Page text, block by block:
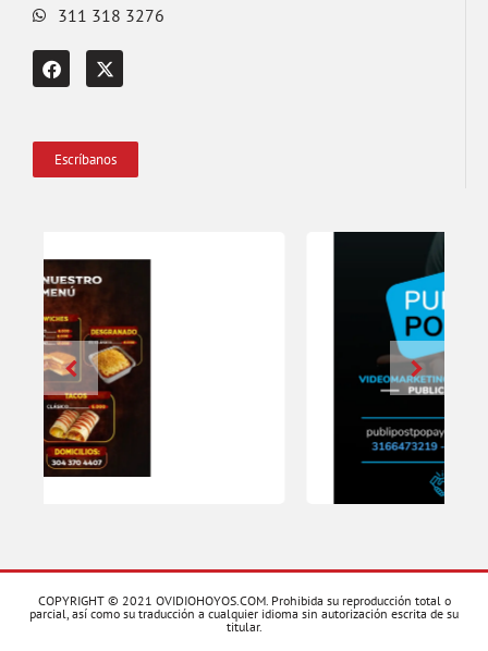
311 318 3276
Escríbanos
COPYRIGHT © 2021 OVIDIOHOYOS.COM. Prohibida su reproducción total o
parcial, así como su traducción a cualquier idioma sin autorización escrita de su
titular.